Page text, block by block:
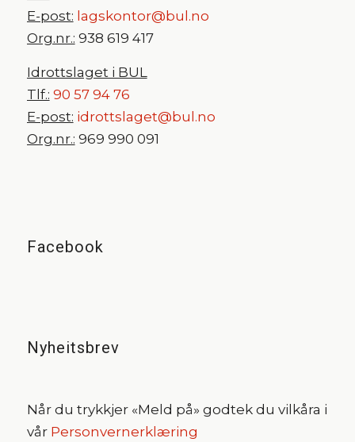
E-post: lagskontor@bul.no
Org.nr.: 938 619 417
Idrottslaget i BUL
Tlf.: 90 57 94 76
E-post: idrottslaget@bul.no
Org.nr.: 969 990 091
Facebook
Nyheitsbrev
Når du trykkjer «Meld på» godtek du vilkåra i
vår Personvernerklæring